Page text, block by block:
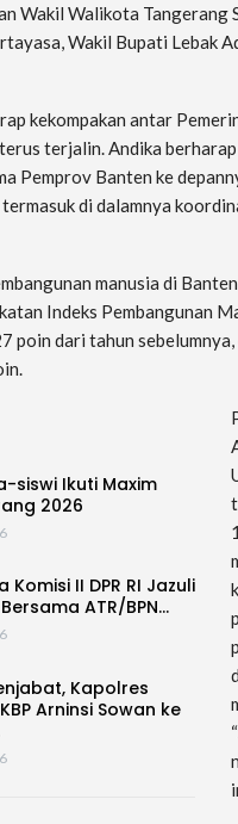
Wakil Walikota
Wakil Bupati Lebak
kekompakan antar
terjalin. Andika
Pemprov Banten ke
di dalamnya
manusia di
Indeks Pembangunan
poin dari tahun
siswi Ikuti Maxim
2026
Komisi II DPR RI Jazuli
ATR/BPN…
Kapolres
Arninsi Sowan ke